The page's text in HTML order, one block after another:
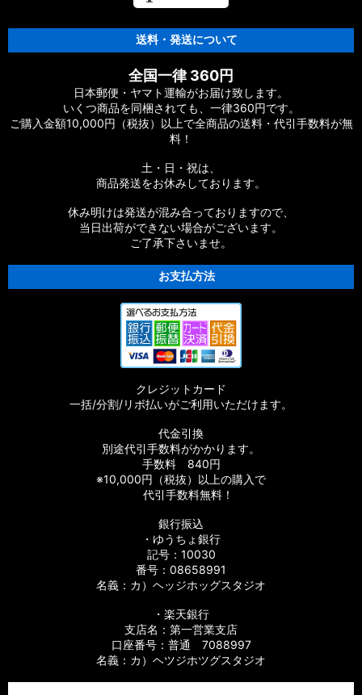
【シマノ】12-13ヴァンキッシュ&リミテッド［VANQUISH］
対応 カスタムパーツ
【シマノ】19ストラディック［STRADIC］対応 カスタムパー
ツ
【シマノ】20ストラディックSW［STRADIC SW］対応 カスタ
【シマノ】18ストラディックSW［STRADIC SW］対応 カスタ
【シマノ】15-16ストラディック［STRADIC］対応 カスタムパ
【シマノ】17サステイン［SUSTAIN］対応 カスタムパーツ
【シマノ】11バイオマスター［BIOMASTER］対応 カスタムパ
【シマノ】08バイオマスター［BIOMASTER］対応 カスタムパ
【シマノ】06バイオマスターMg［BIOMASTER Mg］対応 カ
【シマノ】13-16バイオマスターSW［BIOMASTER SW］対応
【シマノ】10バイオマスターSW［BIOMASTER SW］対応 カ
【シマノ】19スフェロスSW［SPHEROS SW］対応 カスタム
【シマノ】21スフェロスSW［SPHEROS SW］対応 カスタム
送料・発送について
全国一律 360円
日本郵便・ヤマト運輸がお届け致します。
いくつ商品を同梱されても、一律360円です。
ご購入金額10,000円（税抜）以上で全商品の送料・代引手数料が無
料！
土・日・祝は、
商品発送をお休みしております。
休み明けは発送が混み合っておりますので、
当日出荷ができない場合がございます。
ご了承下さいませ。
お支払方法
クレジットカード
一括/分割/リボ払いがご利用いただけます。
代金引換
別途代引手数料がかかります。
手数料 840円
※10,000円（税抜）以上の購入で
代引手数料無料！
銀行振込
・ゆうちょ銀行
記号：10030
番号：08658991
名義：カ）ヘッジホッグスタジオ
・楽天銀行
支店名：第一営業支店
口座番号：普通 7088997
名義：カ）ヘツジホツグスタジオ